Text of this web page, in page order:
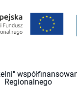
Regionalnego